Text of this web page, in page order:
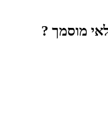
מוסמך ?